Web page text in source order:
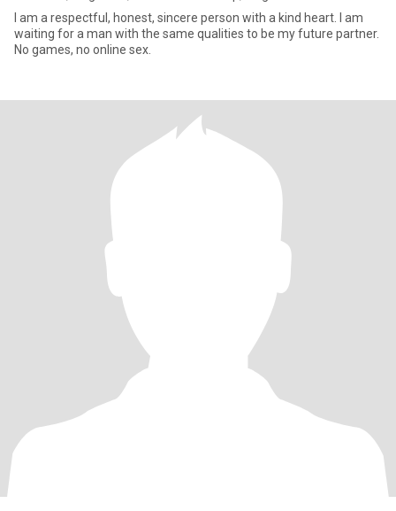
I am a respectful, honest, sincere person with a kind heart. I am
waiting for a man with the same qualities to be my future partner.
No games, no online sex.